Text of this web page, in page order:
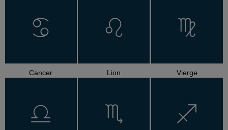
Cancer Lion Vierge